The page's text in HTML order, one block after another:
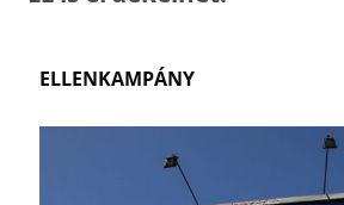
ELLENKAMPÁNY